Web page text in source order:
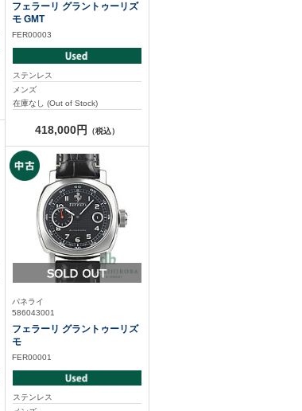
フェラーリ グラントゥーリズ
モ GMT
FER00003
ステンレス
メンズ
在庫なし (Out of Stock)
418,000円 （税込）
パネライ
586043001
フェラーリ グラントゥーリズ
モ
FER00001
ステンレス